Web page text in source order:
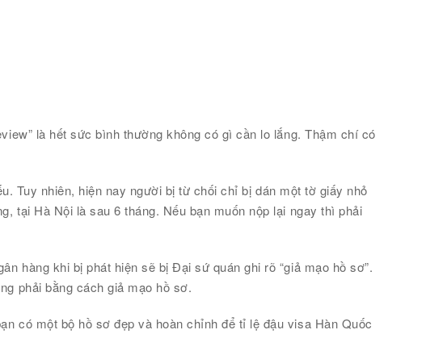
là hết sức bình thường không có gì cần lo lắng. Thậm chí có
Tuy nhiên, hiện nay người bị từ chối chỉ bị dán một tờ giấy nhỏ
tại Hà Nội là sau 6 tháng. Nếu bạn muốn nộp lại ngay thì phải
hàng khi bị phát hiện sẽ bị Đại sứ quán ghi rõ “giả mạo hồ sơ”.
phải bằng cách giả mạo hồ sơ.
có một bộ hồ sơ đẹp và hoàn chỉnh để tỉ lệ đậu visa Hàn Quốc